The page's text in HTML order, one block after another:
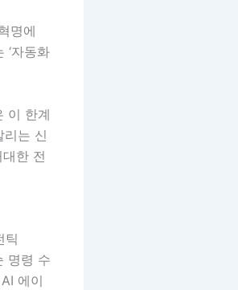
명에
‘자동화
이 한계
리는 신
한 전
틱
명령 수
에이